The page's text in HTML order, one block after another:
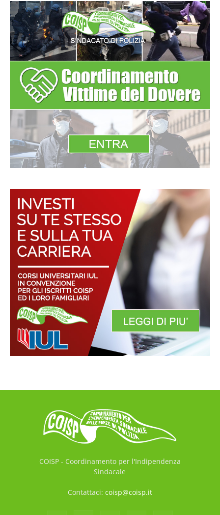
COISP - Coordinamento per l'Indipendenza
Sindacale
Contattaci: coisp@coisp.it